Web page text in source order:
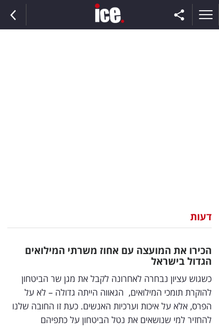
וצרכנות
דיגיטל
וטק
שיווק
ופרסום
דעות
הכירו את המועצה עם אחוז משרתי המילואים
הגדול בישראל
כשגוש עציון נבחרה לאחרונה לקבל את מגן שר הביטחון
להוקרת תומכי המילואים, הגאווה הייתה גדולה – לא על
הפרס, אלא על איכות וערכיות האנשים. כעת זו החובה שלנו
להחזיר למי שנושאים את נטל הביטחון על כתפיהם